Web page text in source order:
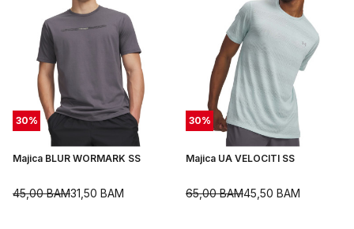
30%
Majica BLUR WORMARK SS
31,50 BAM
45,00BAM
30%
Majica UA VELOCITI SS
45,50 BAM
65,00BAM